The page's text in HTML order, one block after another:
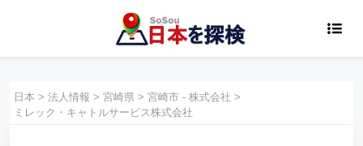
日本 > 法人情報 > 宮崎県 > 宮崎市 - 株式会社 >
ミレック・キャトルサービス株式会社